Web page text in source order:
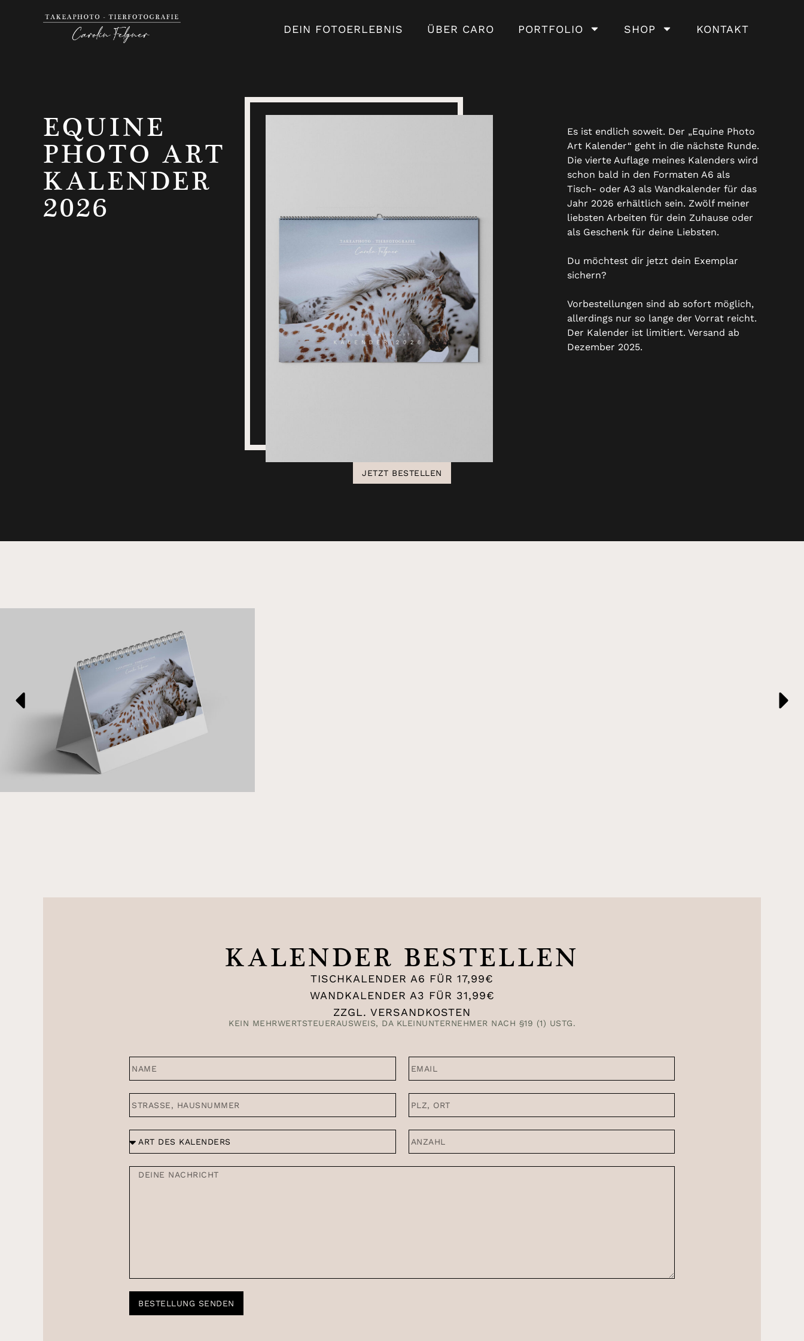
DEIN FOTOERLEBNIS ÜBER CARO PORTFOLIO SHOP KONTAKT
EQUINE
PHOTO ART
KALENDER
2026
JETZT BESTELLEN
Es ist endlich soweit. Der „Equine Photo
Art Kalender“ geht in die nächste Runde.
Die vierte Auflage meines Kalenders wird
schon bald in den Formaten A6 als
Tisch- oder A3 als Wandkalender für das
Jahr 2026 erhältlich sein. Zwölf meiner
liebsten Arbeiten für dein Zuhause oder
als Geschenk für deine Liebsten.
Du möchtest dir jetzt dein Exemplar
sichern?
Vorbestellungen sind ab sofort möglich,
allerdings nur so lange der Vorrat reicht.
Der Kalender ist limitiert. Versand ab
Dezember 2025.
KALENDER BESTELLEN
TISCHKALENDER A6 FÜR 17,99€
WANDKALENDER A3 FÜR 31,99€
ZZGL. VERSANDKOSTEN
KEIN MEHRWERTSTEUERAUSWEIS, DA KLEINUNTERNEHMER NACH §19 (1) USTG.
BESTELLUNG SENDEN